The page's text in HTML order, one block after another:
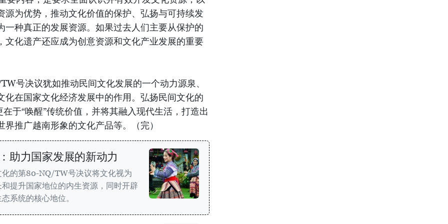
源为优势，推动文化价值的保护、弘扬与可持续发
一种真正的发展资源。如果过去人们主要从保护的
文化遗产还应成为创意资源和文化产业发展的重要
号决议犹如推动民间文化发展的一个动力源泉、
化在国家文化经济发展中的作用。弘扬民间文化的
于“唤醒”传统价值，并将其融入现代生活，打造出
推广越南形象的文化产品等。（完）
助力国家发展的新动力
的第80-NQ/TW号决议将文化视为
提升国家地位的内生资源，同时开辟
系统的核心地位。